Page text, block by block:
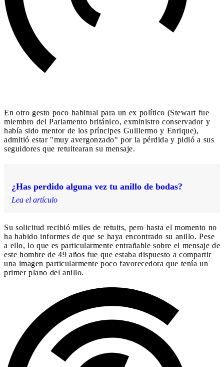
En otro gesto poco habitual para un ex político (Stewart fue
miembro del Parlamento británico, exministro conservador y
había sido mentor de los príncipes Guillermo y Enrique),
admitió estar "muy avergonzado" por la pérdida y pidió a sus
seguidores que retuitearan su mensaje.
¿Has perdido alguna vez tu anillo de bodas?
Lea el artículo
Su solicitud recibió miles de retuits, pero hasta el momento no
ha habido informes de que se haya encontrado su anillo. Pese
a ello, lo que es particularmente entrañable sobre el mensaje de
este hombre de 49 años fue que estaba dispuesto a compartir
una imagen particularmente poco favorecedora que tenía un
primer plano del anillo.